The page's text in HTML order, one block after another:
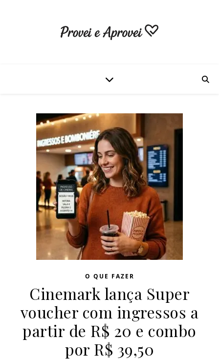
O QUE FAZER
Cinemark lança Super
voucher com ingressos a
partir de R$ 20 e combo
por R$ 39,50